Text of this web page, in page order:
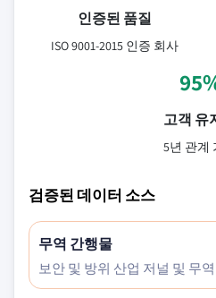
인증된 품질
ISO 9001-2015 인증 회사
고객 유
5년 관계
검증된 데이터 소스
무역 간행물
보안 및 방위 산업 저널 및 무